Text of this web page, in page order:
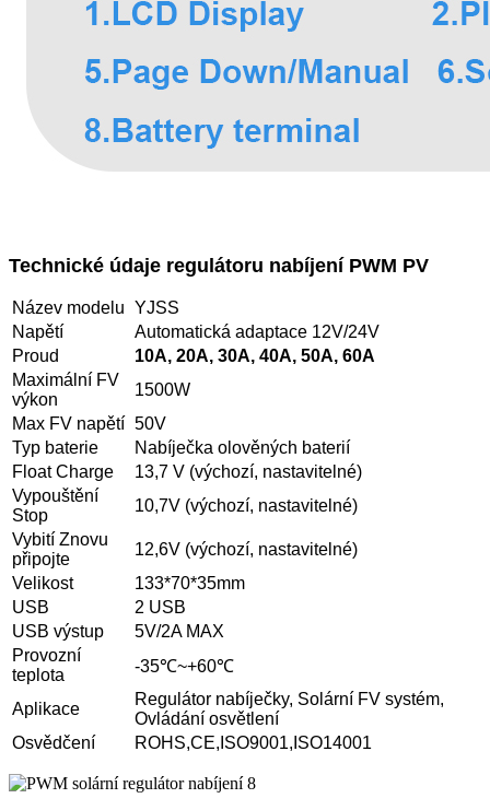
Technické údaje regulátoru nabíjení PWM PV
Název modelu YJSS
Napětí
Automatická adaptace 12V/24V
Proud
10A, 20A, 30A, 40A, 50A, 60A
Maximální FV
výkon
1500W
Max FV napětí 50V
Typ baterie
Nabíječka olověných baterií
Float Charge
13,7 V (výchozí, nastavitelné)
Vypouštění
Stop
10,7V (výchozí, nastavitelné)
Vybití Znovu
připojte
12,6V (výchozí, nastavitelné)
Velikost
133*70*35mm
USB
2 USB
USB výstup
5V/2A MAX
Provozní
teplota
-35℃~+60℃
Aplikace
Regulátor nabíječky, Solární FV systém,
Ovládání osvětlení
Osvědčení
ROHS,CE,ISO9001,ISO14001